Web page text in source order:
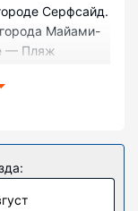
Серфсайд.
Майами-
— Пляж
находится в
58 номеров.